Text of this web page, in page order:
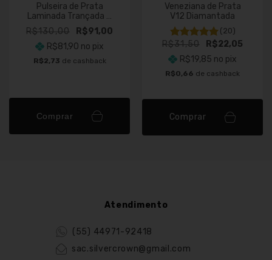
Pulseira de Prata
Laminada Trançada 3
fios
R$130,00
R$91,00
R$81,90 no pix
R$2,73 de cashback
Comprar
Veneziana de Prata
V12 Diamantada
(20)
R$31,50
R$22,05
R$19,85 no pix
R$0,66 de cashback
Comprar
Atendimento
(55) 44971-92418
sac.silvercrown@gmail.com